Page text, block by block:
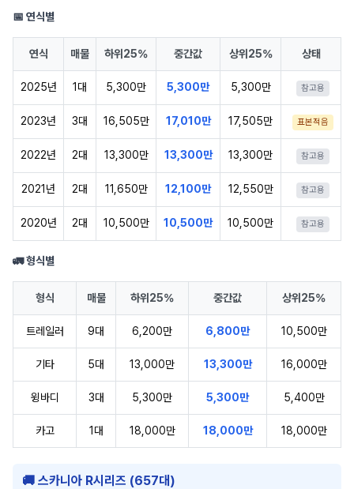
📅 연식별
연식 매물 하위25% 중간값 상위25% 상태
2025년 1대 5,300만 5,300만 5,300만 참고용
2023년 3대 16,505만 17,010만 17,505만 표본적음
2022년 2대 13,300만 13,300만 13,300만 참고용
2021년 2대 11,650만 12,100만 12,550만 참고용
2020년 2대 10,500만 10,500만 10,500만 참고용
🚛 형식별
형식 매물 하위25% 중간값 상위25%
트레일러 9대 6,200만 6,800만 10,500만
기타 5대 13,000만 13,300만 16,000만
윙바디 3대 5,300만 5,300만 5,400만
카고 1대 18,000만 18,000만 18,000만
🚚 스카니아 R시리즈 (657대)